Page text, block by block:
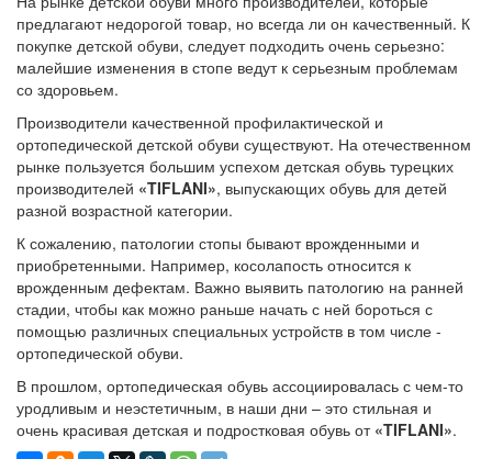
предлагают недорогой товар, но всегда ли он качественный. К
покупке детской обуви, следует подходить очень серьезно:
малейшие изменения в стопе ведут к серьезным проблемам
со здоровьем.
Производители качественной профилактической и
ортопедической детской обуви существуют. На отечественном
рынке пользуется большим успехом детская обувь турецких
производителей «TIFLANI», выпускающих обувь для детей
разной возрастной категории.
К сожалению, патологии стопы бывают врожденными и
приобретенными. Например, косолапость относится к
врожденным дефектам. Важно выявить патологию на ранней
стадии, чтобы как можно раньше начать с ней бороться с
помощью различных специальных устройств в том числе -
ортопедической обуви.
В прошлом, ортопедическая обувь ассоциировалась с чем-то
уродливым и неэстетичным, в наши дни – это стильная и
очень красивая детская и подростковая обувь от «TIFLANI».